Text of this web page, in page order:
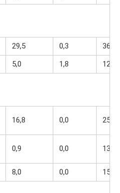
29,5 0,3
363
5,0 1,8 121
16,8 0,0 254
0,9 0,0 131
8,0 0,0 156